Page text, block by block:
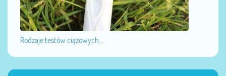
Rodzaje testów ciążowych...